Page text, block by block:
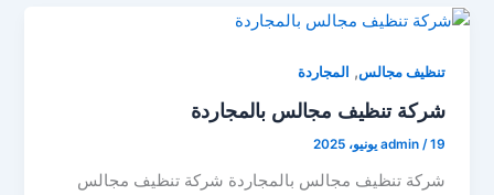
تنظيف مجالس, المجاردة
شركة تنظيف مجالس بالمجاردة
admin /19 يونيو، 2025
شركة تنظيف مجالس بالمجاردة شركة تنظيف مجالس